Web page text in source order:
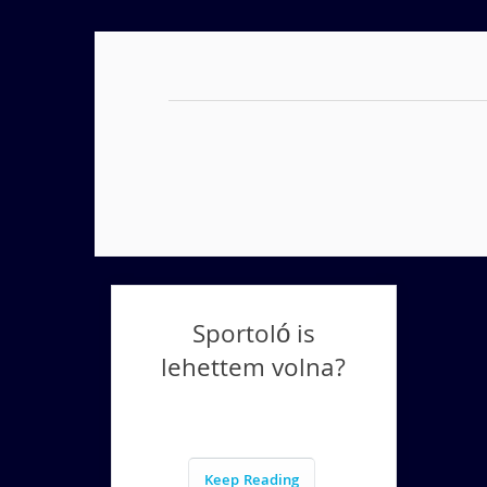
Sportoló is
lehettem volna?
Keep Reading